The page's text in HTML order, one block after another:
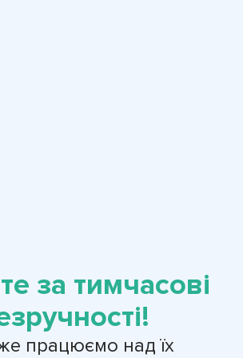
за тимчасові
працюємо над їх